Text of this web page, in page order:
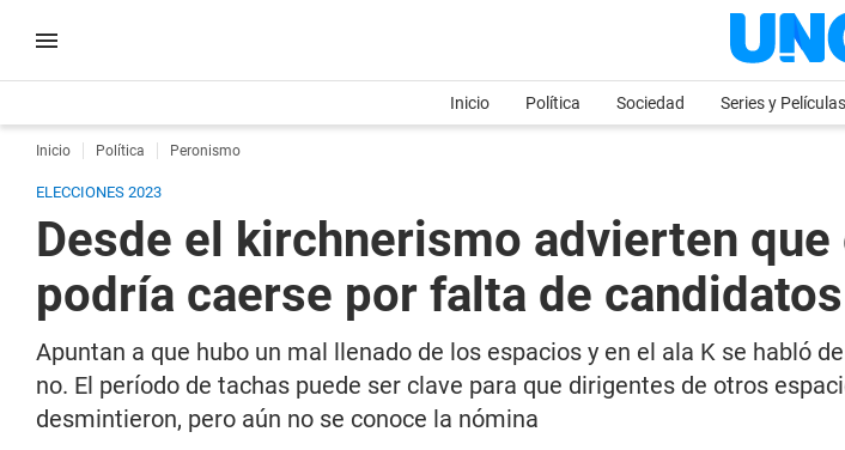
Inicio Política Sociedad Series y Películas
Inicio Política Peronismo
ELECCIONES 2023
Desde el kirchnerismo advierten
podría caerse por falta de candidatos
Apuntan a que hubo un mal llenado de los espacios y en el ala K se habló
no. El período de tachas puede ser clave para que dirigentes de otros
desmintieron, pero aún no se conoce la nómina